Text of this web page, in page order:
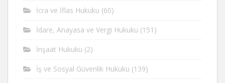
İcra ve İflas Hukuku (60)
İdare, Anayasa ve Vergi Hukuku (151)
İnşaat Hukuku (2)
İş ve Sosyal Güvenlik Hukuku (139)